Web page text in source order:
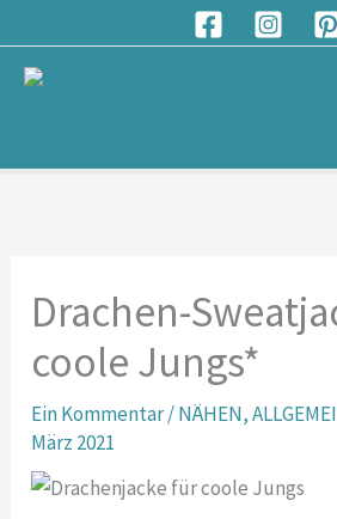
Inhalt
springen
Drachen-
coole Jungs*
Ein Kommentar/NÄHEN,
März 2021